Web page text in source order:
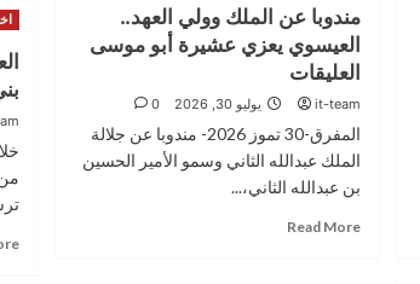
مهرجان
المونودراما
يواصل
فعالياته
لليوم
الخامس
التوالي
مندوبا عن الملك وولي العهد..
العيسوي يعزي عشيرة أبو موسى
العليقات
it-team يوليو 30, 2026 0
المفرق-30 تموز 2026- مندوبا عن جلالة
الملك عبدالله الثاني وسمو الأمير الحسين
بن عبدالله الثاني،...
Read More
Read